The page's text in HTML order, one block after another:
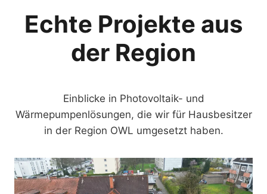
Echte Projekte aus
der Region
Einblicke in Photovoltaik- und
Wärmepumpenlösungen, die wir für Hausbesitzer
in der Region OWL umgesetzt haben.